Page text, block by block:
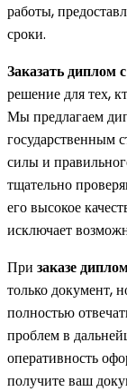
работы,
сроки.
Заказать диплом
решение для тех,
Мы предлагаем
государственным
силы и
тщательно
его высокое
исключает
При заказе
только документ,
полностью
проблем в
оперативность
получите ваш